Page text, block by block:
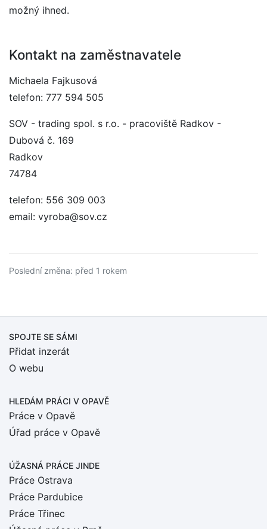
možný ihned.
Kontakt na zaměstnavatele
Michaela Fajkusová
telefon: 777 594 505
SOV - trading spol. s r.o. - pracoviště Radkov -
Dubová č. 169
Radkov
74784
telefon: 556 309 003
email: vyroba@sov.cz
Poslední změna: před 1 rokem
SPOJTE SE SÁMI
Přidat inzerát
O webu
HLEDÁM PRÁCI V OPAVĚ
Práce v Opavě
Úřad práce v Opavě
ÚŽASNÁ PRÁCE JINDE
Práce Ostrava
Práce Pardubice
Práce Třinec